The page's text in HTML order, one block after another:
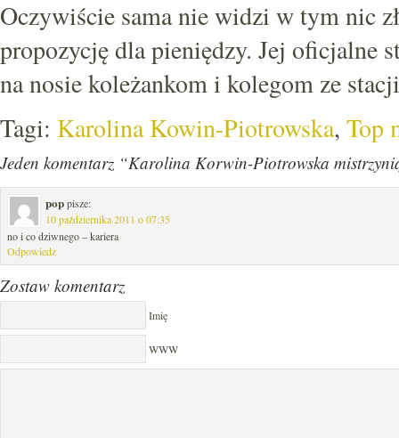
Oczywiście sama nie widzi w tym nic
propozycję dla pieniędzy. Jej oficjalne
na nosie koleżankom i kolegom ze
Tagi: Karolina Kowin-Piotrowska, Top
Jeden komentarz “Karolina Korwin-Piotrowska
poppisze:
10 października 2011 o 07:35
no i co dziwnego – kariera
Odpowiedz
Zostaw komentarz
Imię
WWW